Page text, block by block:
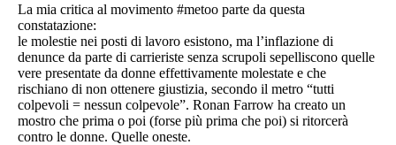
La mia critica al movimento #metoo parte da questa
constatazione:
le molestie nei posti di lavoro esistono, ma l’inflazione di
denunce da parte di carrieriste senza scrupoli sepelliscono quelle
vere presentate da donne effettivamente molestate e che
rischiano di non ottenere giustizia, secondo il metro “tutti
colpevoli = nessun colpevole”. Ronan Farrow ha creato un
mostro che prima o poi (forse più prima che poi) si ritorcerà
contro le donne. Quelle oneste.